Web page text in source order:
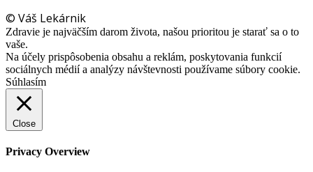
© Váš Lekárnik
Zdravie je najväčším darom života, našou prioritou je starať sa o to
vaše.
Na účely prispôsobenia obsahu a reklám, poskytovania funkcií
sociálnych médií a analýzy návštevnosti používame súbory cookie.
Súhlasím
Close
Privacy Overview